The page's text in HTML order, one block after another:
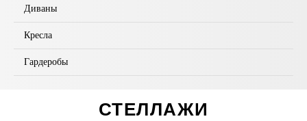
Диваны
Кресла
Гардеробы
СТЕЛЛАЖИ